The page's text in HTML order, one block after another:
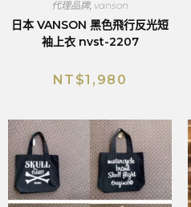
代理品牌, vanson
日本 VANSON 黑色飛行反光短
袖上衣 nvst-2207
NT$1,980